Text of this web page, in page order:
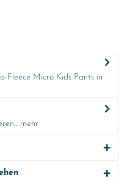
Fleece Micro Kids Pants in
mehr